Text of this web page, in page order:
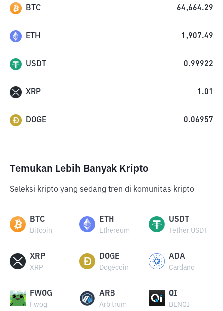
BTC 64,664.29
ETH 1,907.49
USDT 0.99922
XRP 1.01
DOGE 0.06957
Temukan Lebih Banyak Kripto
Seleksi kripto yang sedang tren di komunitas kripto
BTC
Bitcoin
ETH
Ethereum
USDT
Tether USDT
XRP
XRP
DOGE
Dogecoin
ADA
Cardano
FWOG
Fwog
ARB
Arbitrum
QI
BENQI